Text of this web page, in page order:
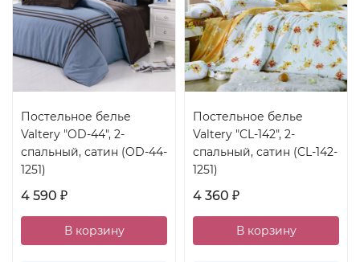
Постельное белье
Valtery "OD-44", 2-
спальный, сатин (OD-44-
1251)
4 590 ₽
В корзину
Постельное белье
Valtery "CL-142", 2-
спальный, сатин (CL-142-
1251)
4 360 ₽
В корзину